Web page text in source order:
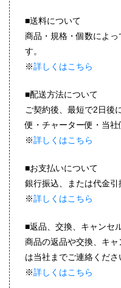
■送料について
商品・規格・個数によ
す。
※詳しくはこちら
■配送方法について
ご契約後、最短で2日後
便・チャーター便・当社
※詳しくはこちら
■お支払いについて
銀行振込、または代金引
※詳しくはこちら
■返品、交換、キャンセ
商品の返品や交換、キ
は当社までご連絡くださ
※詳しくはこちら